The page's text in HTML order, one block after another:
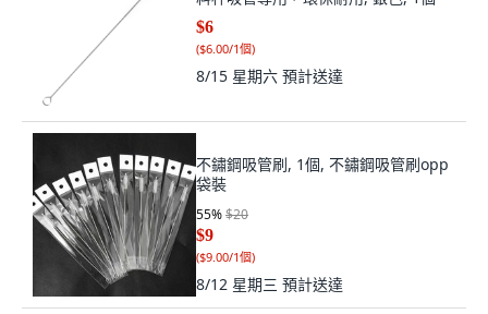
$6
($6.00/1個)
8/15 星期六 預計送達
不鏽鋼吸管刷, 1個, 不鏽鋼吸管刷opp
袋裝
55%$20
$9
($9.00/1個)
8/12 星期三 預計送達